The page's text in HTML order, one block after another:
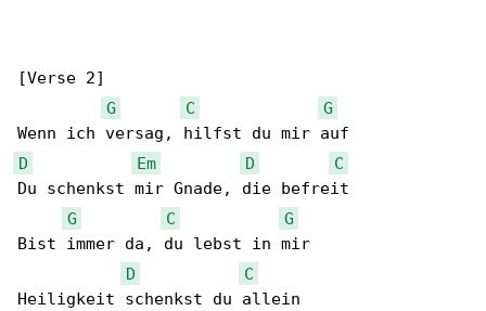
[Verse 2]
G
C
G
D
Em D
C
Du schenkst mir Gnade, die befreit
G
C
G
Bist immer da, du lebst in mir
D
C
Heiligkeit schenkst du allein